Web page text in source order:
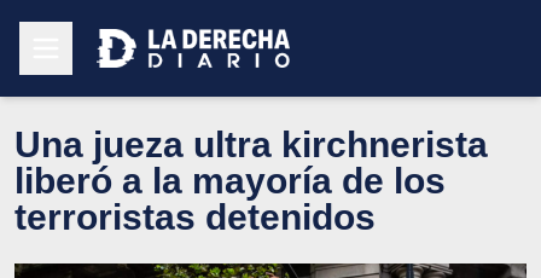
Una jueza ultra kirchnerista
liberó a la mayoría de los
terroristas detenidos